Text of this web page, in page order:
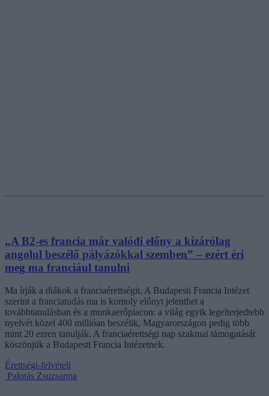
„A B2-es francia már valódi előny a kizárólag
angolul beszélő pályázókkal szemben” – ezért éri
meg ma franciául tanulni
Ma írják a diákok a franciaérettségit. A Budapesti Francia Intézet
szerint a franciatudás ma is komoly előnyt jelenthet a
továbbtanulásban és a munkaerőpiacon: a világ egyik legelterjedtebb
nyelvét közel 400 millióan beszélik, Magyarországon pedig több
mint 20 ezren tanulják. A franciaérettségi nap szakmai támogatását
köszönjük a Budapesti Francia Intézetnek.
Érettségi-felvételi
Palotás Zsuzsanna